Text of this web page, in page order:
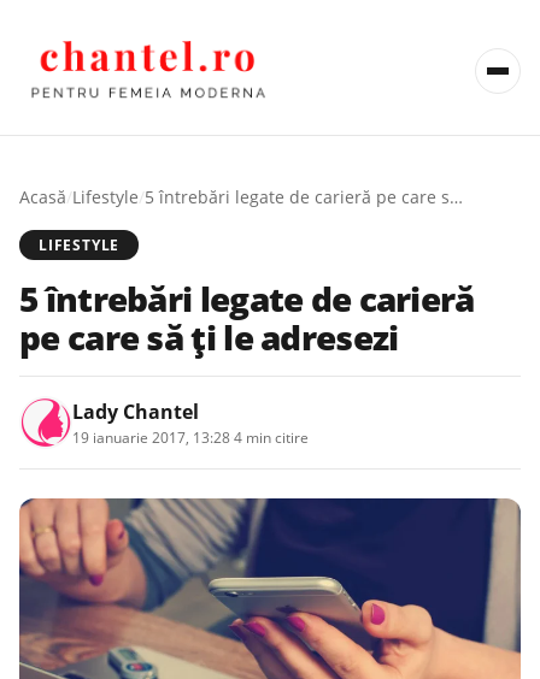
Acasă/Lifestyle/ 5 întrebări legate de carieră pe care să ți le adresezi
LIFESTYLE
5 întrebări legate de carieră
pe care să ți le adresezi
Lady Chantel
19 ianuarie 2017, 13:284 min citire